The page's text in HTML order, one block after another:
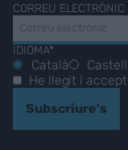
CORREU ELECTRÒNIC
IDIOMA*
Català
He llegit i
Subscriure's